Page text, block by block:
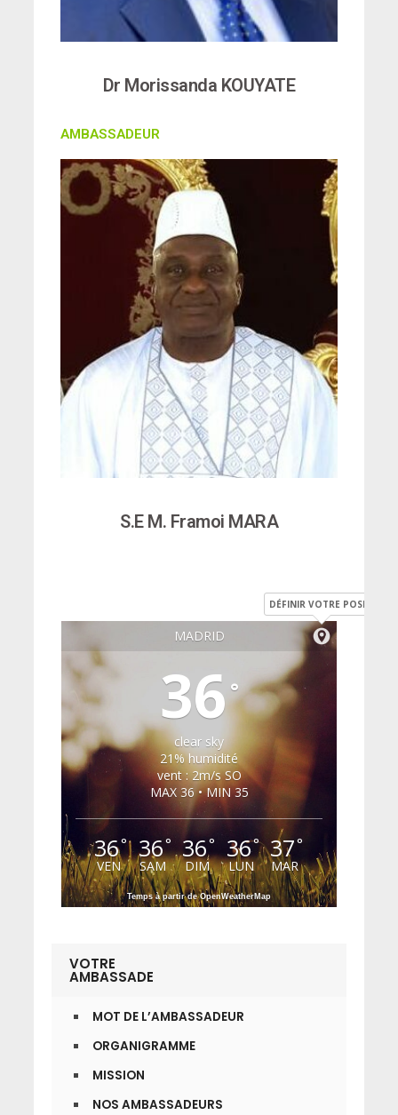
Dr Morissanda KOUYATE
AMBASSADEUR
S.E M. Framoi MARA
MADRID
DÉFINIR VOTRE POSITION
36°
clear sky
21% humidité
vent : 2m/s SO
MAX 36 • MIN 35
36°
VEN
36°
SAM
36°
DIM
36°
LUN
37°
MAR
Temps à partir de OpenWeatherMap
VOTRE
AMBASSADE
MOT DE L’AMBASSADEUR
ORGANIGRAMME
MISSION
NOS AMBASSADEURS